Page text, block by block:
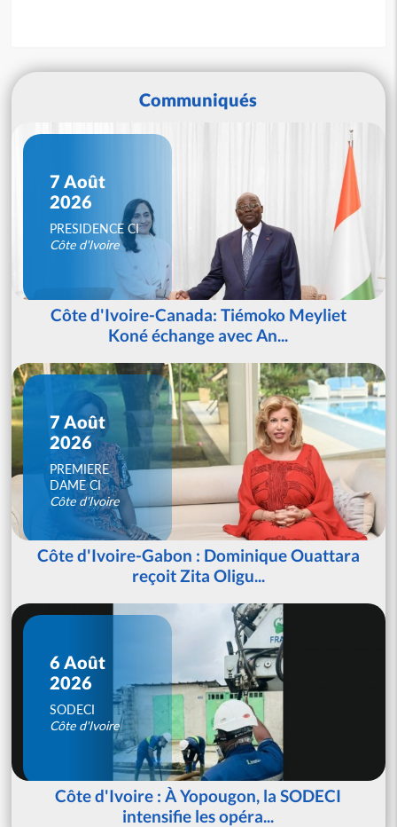
Communiqués
7 Août
2026
PRESIDENCE CI
Côte d'Ivoire
Côte d'Ivoire-Canada: Tiémoko Meyliet
Koné échange avec An...
7 Août
2026
PREMIERE
DAME CI
Côte d'Ivoire
Côte d'Ivoire-Gabon : Dominique Ouattara
reçoit Zita Oligu...
6 Août
2026
SODECI
Côte d'Ivoire
Côte d'Ivoire : À Yopougon, la SODECI
intensifie les opéra...